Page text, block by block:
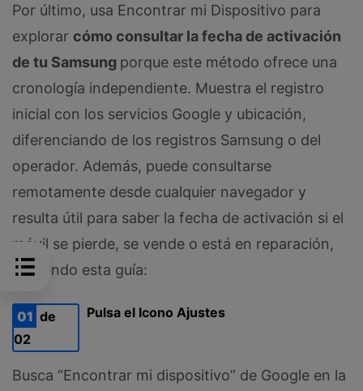
Por último, usa Encontrar mi Dispositivo para
explorar cómo consultar la fecha de activación
de tu Samsung porque este método ofrece una
cronología independiente. Muestra el registro
inicial con los servicios Google y ubicación,
diferenciando de los registros Samsung o del
operador. Además, puede consultarse
remotamente desde cualquier navegador y
resulta útil para saber la fecha de activación si el
móvil se pierde, se vende o está en reparación,
siguiendo esta guía:
01 de
02
Pulsa el Icono Ajustes
Busca “Encontrar mi dispositivo” de Google en la